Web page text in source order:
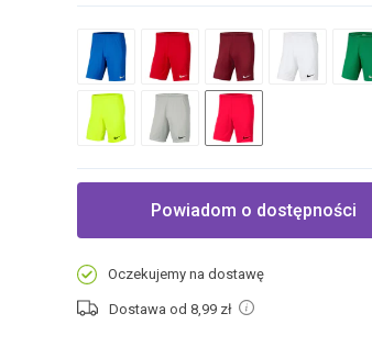
Powiadom o dostępności
Oczekujemy na dostawę
Dostawa od 8,99 zł